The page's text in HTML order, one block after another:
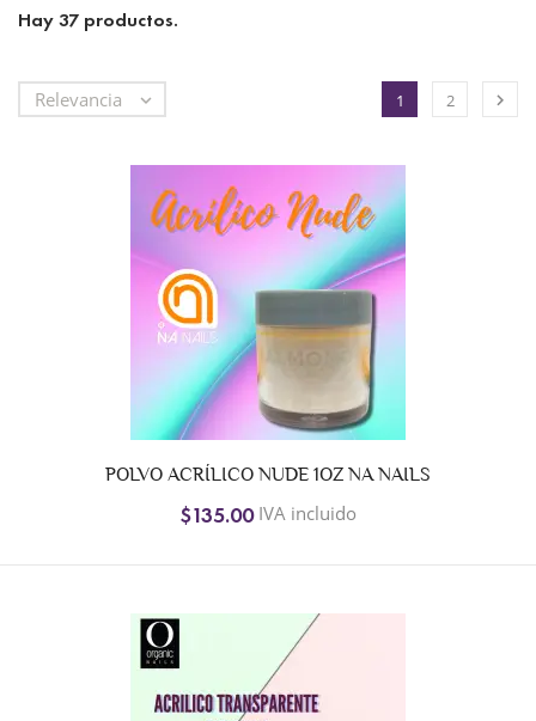
Hay 37 productos.
Relevancia  1 2 
POLVO ACRÍLICO NUDE 1OZ NA NAILS
$135.00IVA incluido